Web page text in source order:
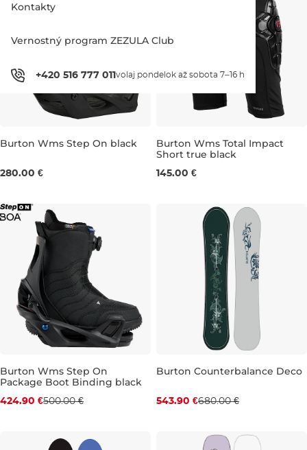
Kontakty
Vernostný program ZEZULA Club
+420 516 777 011 volaj pondelok až sobota 7–16 h
S M
Burton Wms Step On black
280.00 € L XL
Burton Wms Total Impact
Short true black
145.00 €
Zľava -15 %
Burton Wms Step On
Package Boot Binding black
424.90 €500.00 €
Burton Counterbalance Deco
543.90 €680.00 €